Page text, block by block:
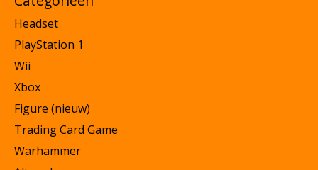
Headset
PlayStation 1
Wii
Xbox
Figure (nieuw)
Trading Card Game
Warhammer